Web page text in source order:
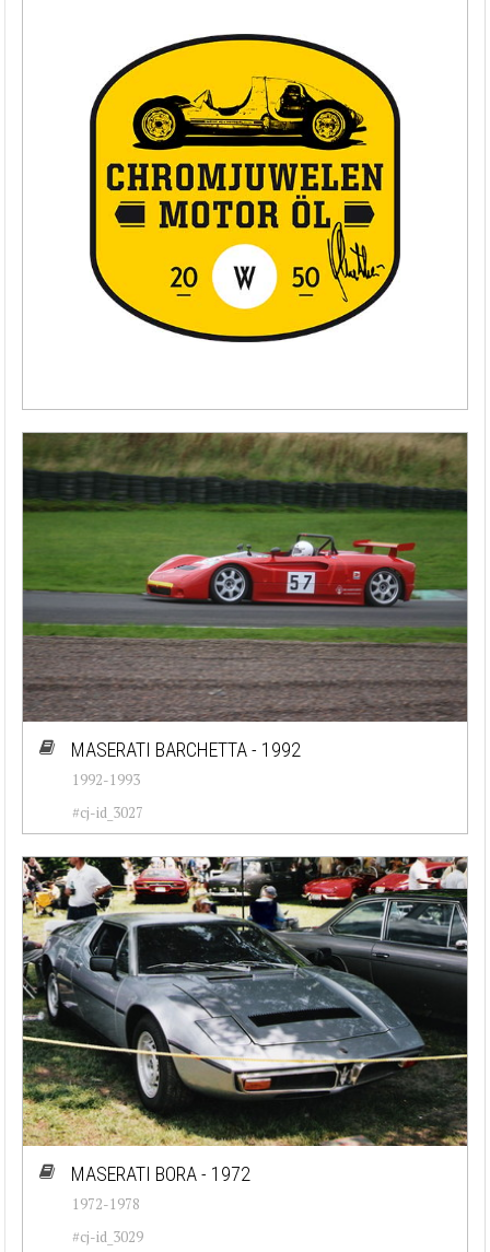
MASERATI BARCHETTA - 1992
1992-1993
#cj-id_3027
MASERATI BORA - 1972
1972-1978
#cj-id_3029